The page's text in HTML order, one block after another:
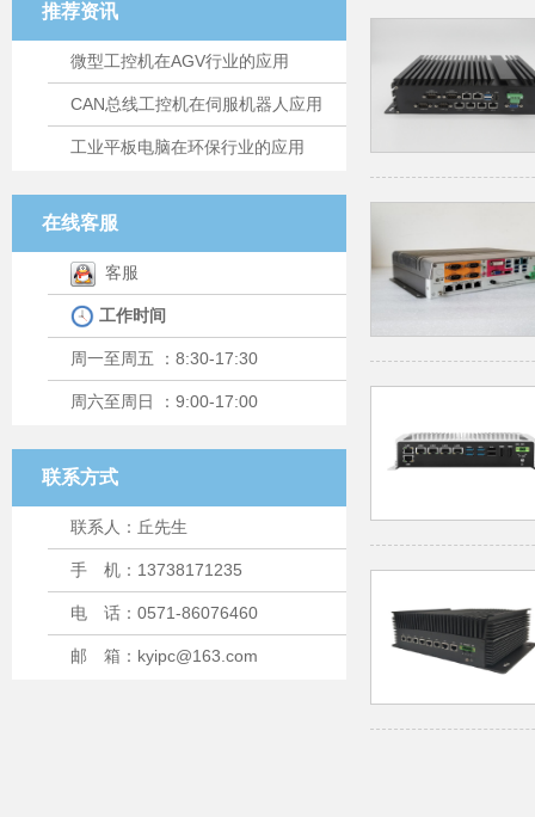
推荐资讯
微型工控机在AGV行业的应用
CAN总线工控机在伺服机器人应用
工业平板电脑在环保行业的应用
在线客服
客服
工作时间
周一至周五 ：8:30-17:30
周六至周日 ：9:00-17:00
联系方式
联系人：丘先生
手 机：13738171235
电 话：0571-86076460
邮 箱：kyipc@163.com